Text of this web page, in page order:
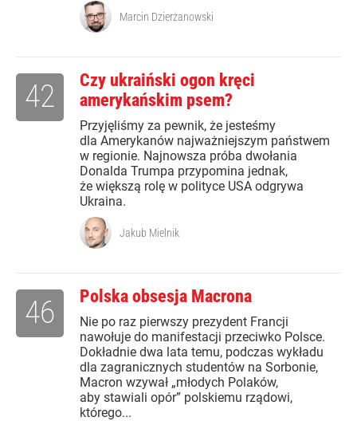
Marcin Dzierżanowski
Czy ukraiński ogon kręci
amerykańskim psem?
Przyjęliśmy za pewnik, że jesteśmy
dla Amerykanów najważniejszym państwem
w regionie. Najnowsza próba dwołania
Donalda Trumpa przypomina jednak,
że większą rolę w polityce USA odgrywa
Ukraina.
42
Jakub Mielnik
Polska obsesja Macrona
Nie po raz pierwszy prezydent Francji
nawołuje do manifestacji przeciwko Polsce.
Dokładnie dwa lata temu, podczas wykładu
dla zagranicznych studentów na Sorbonie,
Macron wzywał „młodych Polaków,
aby stawiali opór” polskiemu rządowi,
którego...
46